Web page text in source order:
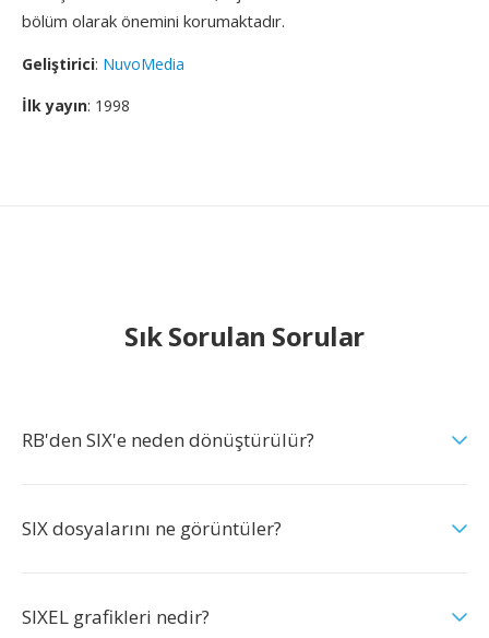
bölüm olarak önemini korumaktadır.
Geliştirici: NuvoMedia
İlk yayın: 1998
Sık Sorulan Sorular
RB'den SIX'e neden dönüştürülür?
SIX dosyalarını ne görüntüler?
SIXEL grafikleri nedir?